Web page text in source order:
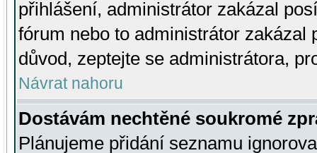
přihlášení, administrátor zakázal
fórum nebo to administrátor zakázal
důvod, zeptejte se administrátora,
Návrat nahoru
Dostávám nechtěné soukromé
Plánujeme přidání seznamu